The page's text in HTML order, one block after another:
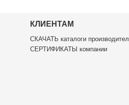
КЛИЕНТАМ
СКАЧАТЬ каталоги
СЕРТИФИКАТЫ компании